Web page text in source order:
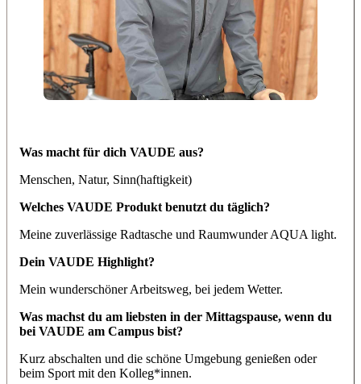
Was macht für dich VAUDE aus?
Menschen, Natur, Sinn(haftigkeit)
Welches VAUDE Produkt benutzt du täglich?
Meine zuverlässige Radtasche und Raumwunder AQUA light.
Dein VAUDE Highlight?
Mein wunderschöner Arbeitsweg, bei jedem Wetter.
Was machst du am liebsten in der Mittagspause, wenn du
bei VAUDE am Campus bist?
Kurz abschalten und die schöne Umgebung genießen oder
beim Sport mit den Kolleg*innen.